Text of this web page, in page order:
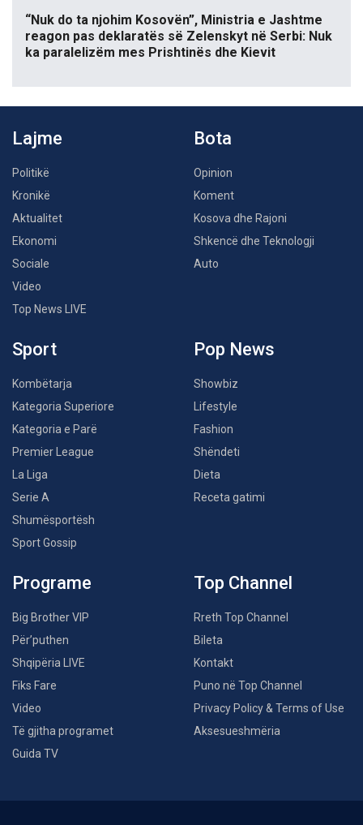
“Nuk do ta njohim Kosovën”, Ministria e Jashtme
reagon pas deklaratës së Zelenskyt në Serbi: Nuk
ka paralelizëm mes Prishtinës dhe Kievit
Lajme
Politikë
Kronikë
Aktualitet
Ekonomi
Sociale
Video
Top News LIVE
Bota
Opinion
Koment
Kosova dhe Rajoni
Shkencë dhe Teknologji
Auto
Sport
Kombëtarja
Kategoria Superiore
Kategoria e Parë
Premier League
La Liga
Serie A
Shumësportësh
Sport Gossip
Pop News
Showbiz
Lifestyle
Fashion
Shëndeti
Dieta
Receta gatimi
Programe
Big Brother VIP
Për’puthen
Shqipëria LIVE
Fiks Fare
Video
Të gjitha programet
Guida TV
Top Channel
Rreth Top Channel
Bileta
Kontakt
Puno në Top Channel
Privacy Policy & Terms of Use
Aksesueshmëria